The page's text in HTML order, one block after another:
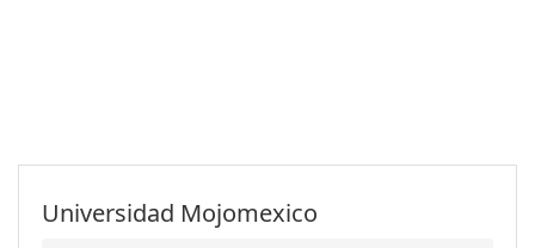
Universidad Mojomexico